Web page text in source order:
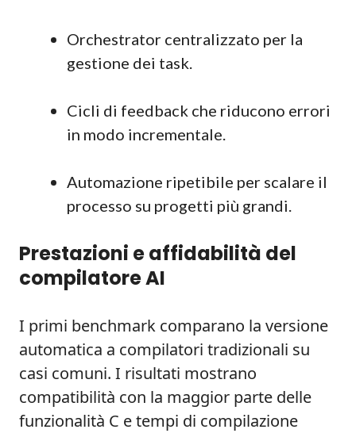
Orchestrator centralizzato per la
gestione dei task.
Cicli di feedback che riducono errori
in modo incrementale.
Automazione ripetibile per scalare il
processo su progetti più grandi.
Prestazioni e affidabilità del
compilatore AI
I primi benchmark comparano la versione
automatica a compilatori tradizionali su
casi comuni. I risultati mostrano
compatibilità con la maggior parte delle
funzionalità C e tempi di compilazione